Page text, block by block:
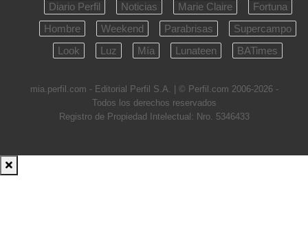
Diario Perfil Noticias Marie Claire
Fortuna
Hombre
Weekend Parabrisas
Supercampo
Look
Luz Mía Lunateen BATimes
mia.perfil.com - Editorial Perfil S.A. | © Perfil.com 2006-2026 -
Todos los derechos reservados
Registro de Propiedad Intelectual: Nro. 5346433